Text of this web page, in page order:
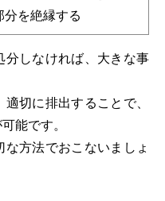
分を絶縁する
分しなければ、大きな事
切に排出することで、
能です。
方法でおこないましょ